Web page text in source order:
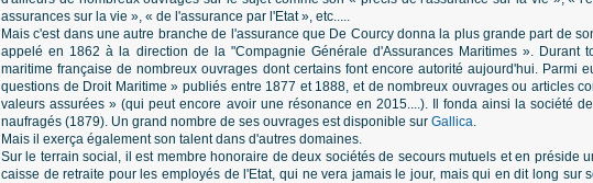
assurances sur la vie », « de l'assurance par l'Etat », etc.....
Mais c'est dans une autre branche de l'assurance que De Courcy donna la plus grande part de
appelé en 1862 à la direction de la "Compagnie Générale d'Assurances Maritimes ». Durant
maritime française de nombreux ouvrages dont certains font encore autorité aujourd'hui. Parmi
questions de Droit Maritime » publiés entre 1877 et 1888, et de nombreux ouvrages ou articles
valeurs assurées » (qui peut encore avoir une résonance en 2015....). Il fonda ainsi la société
naufragés (1879). Un grand nombre de ses ouvrages est disponible sur Gallica.
Mais il exerça également son talent dans d'autres domaines.
Sur le terrain social, il est membre honoraire de deux sociétés de secours mutuels et en préside
caisse de retraite pour les employés de l'Etat, qui ne vera jamais le jour, mais qui en dit long sur